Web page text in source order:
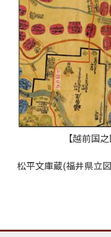
【越前国
松平文庫蔵(福井県立